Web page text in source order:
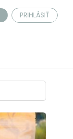
PRIHLÁSIŤ